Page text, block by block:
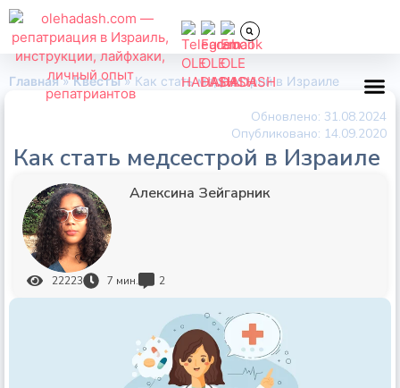
Главная»Квесты» Как стать медсестрой в Израиле
Обновлено: 31.08.2024
Опубликовано: 14.09.2020
Как стать медсестрой в Израиле
Алексина Зейгарник
22223 7 мин. 2